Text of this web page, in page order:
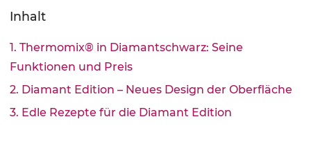
Inhalt
1. Thermomix® in Diamantschwarz: Seine
Funktionen und Preis
2. Diamant Edition – Neues Design der Oberfläche
3. Edle Rezepte für die Diamant Edition